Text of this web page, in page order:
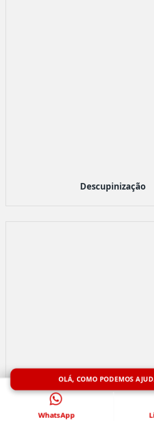
Descupinização
Limpeza de Caixa de
OLÁ, COMO PODEMOS
WhatsApp